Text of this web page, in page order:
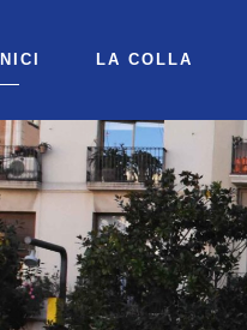
INICI LA COLLA